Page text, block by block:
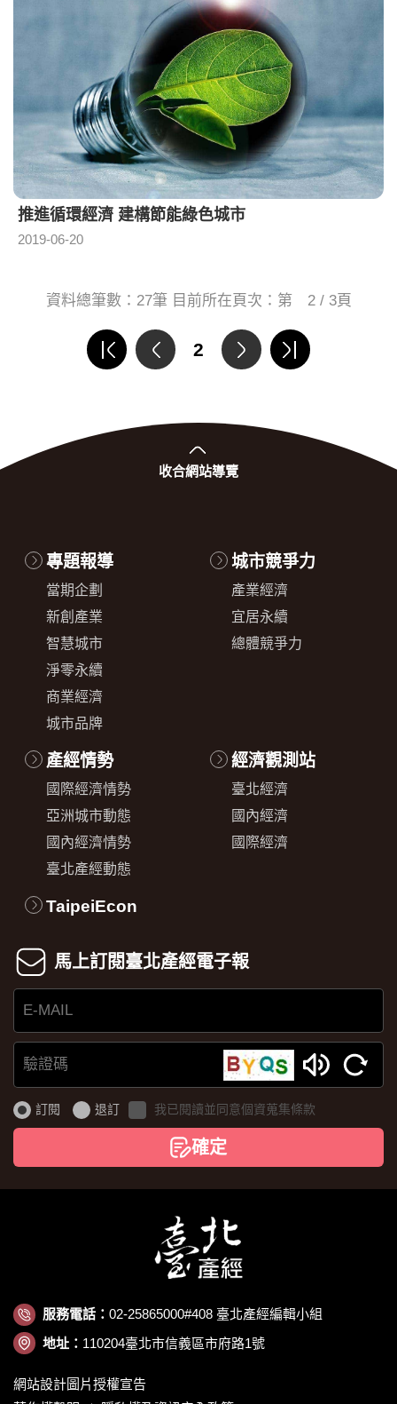
推進循環經濟 建構節能綠色城市
2019-06-20
資料總筆數： 27筆 目前所在頁次：第 2 / 3頁
2
收合網站導覽
專題報導
當期企劃
新創產業
智慧城市
淨零永續
商業經濟
城市品牌
城市競爭力
產業經濟
宜居永續
總體競爭力
產經情勢
國際經濟情勢
亞洲城市動態
國內經濟情勢
臺北產經動態
經濟觀測站
臺北經濟
國內經濟
國際經濟
TaipeiEcon
馬上訂閱臺北產經電子報
E-
MAIL
證
碼
訂閱 退訂 我已閱讀並同意個資蒐集條款
確定
服務電話： 02-25865000#408 臺北產經編輯小組
地址： 110204臺北市信義區市府路1號
網站設計圖片授權宣告